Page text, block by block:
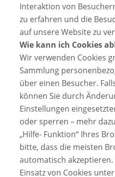
Interaktion von
zu erfahren und die
auf unsere Website zu
Wie kann ich Cookies
Wir verwenden Cookies
Sammlung
über einen Besucher.
können Sie durch
Einstellungen
oder sperren – mehr
„Hilfe- Funktion“ Ihres
bitte, dass die meisten
automatisch akzeptieren.
Einsatz von Cookies